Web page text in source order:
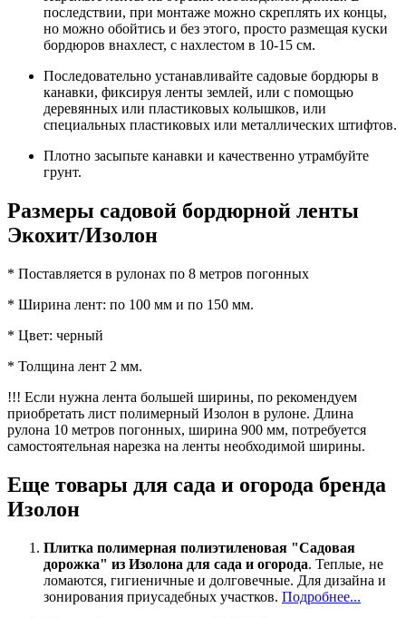
последствии, при монтаже можно скреплять их концы,
но можно обойтись и без этого, просто размещая куски
бордюров внахлест, с нахлестом в 10-15 см.
Последовательно устанавливайте садовые бордюры в
канавки, фиксируя ленты землей, или с помощью
деревянных или пластиковых колышков, или
специальных пластиковых или металлических штифтов.
Плотно засыпьте канавки и качественно утрамбуйте
грунт.
Размеры садовой бордюрной ленты
Экохит/Изолон
* Поставляется в рулонах по 8 метров погонных
* Ширина лент: по 100 мм и по 150 мм.
* Цвет: черный
* Толщина лент 2 мм.
!!! Если нужна лента большей ширины, по рекомендуем
приобретать лист полимерный Изолон в рулоне. Длина
рулона 10 метров погонных, ширина 900 мм, потребуется
самостоятельная нарезка на ленты необходимой ширины.
Еще товары для сада и огорода бренда
Изолон
Плитка полимерная полиэтиленовая "Садовая
дорожка" из Изолона для сада и огорода. Теплые, не
ломаются, гигиеничные и долговечные. Для дизайна и
зонирования приусадебных участков. Подробнее...